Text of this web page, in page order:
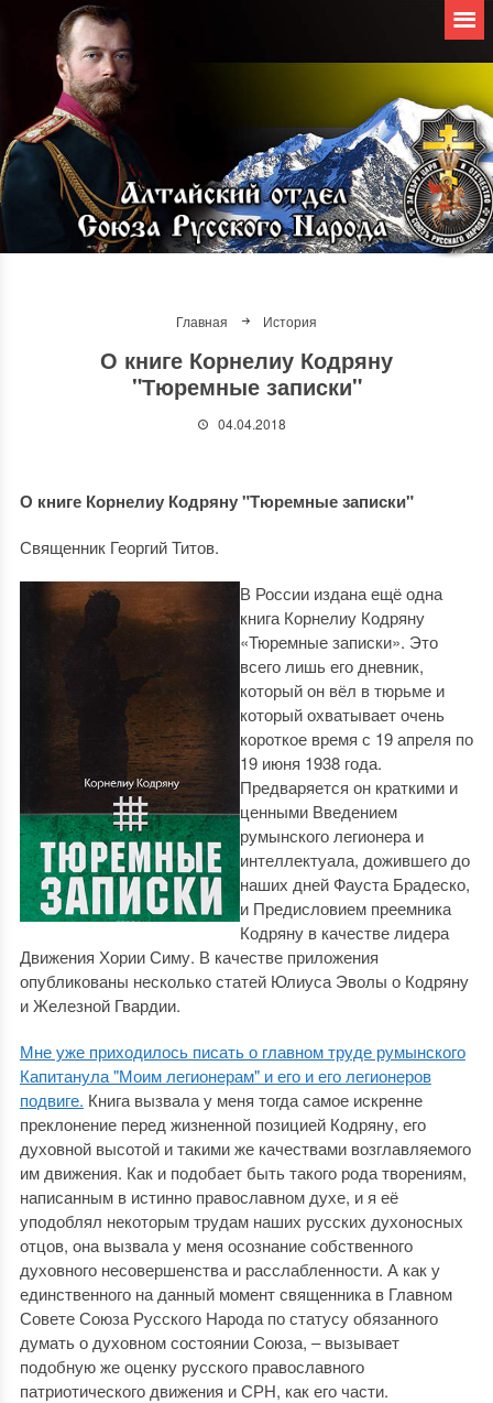
Главная История
О книге Корнелиу Кодряну
"Тюремные записки"
04.04.2018
О книге Корнелиу Кодряну "Тюремные записки"
Священник Георгий Титов.
В России издана ещё одна
книга Корнелиу Кодряну
«Тюремные записки». Это
всего лишь его дневник,
который он вёл в тюрьме и
который охватывает очень
короткое время с 19 апреля по
19 июня 1938 года.
Предваряется он краткими и
ценными Введением
румынского легионера и
интеллектуала, дожившего до
наших дней Фауста Брадеско,
и Предисловием преемника
Кодряну в качестве лидера
Движения Хории Симу. В качестве приложения
опубликованы несколько статей Юлиуса Эволы о Кодряну
и Железной Гвардии.
Мне уже приходилось писать о главном труде румынского
Капитанула "Моим легионерам" и его и его легионеров
подвиге. Книга вызвала у меня тогда самое искренне
преклонение перед жизненной позицией Кодряну, его
духовной высотой и такими же качествами возглавляемого
им движения. Как и подобает быть такого рода творениям,
написанным в истинно православном духе, и я её
уподоблял некоторым трудам наших русских духоносных
отцов, она вызвала у меня осознание собственного
духовного несовершенства и расслабленности. А как у
единственного на данный момент священника в Главном
Совете Союза Русского Народа по статусу обязанного
думать о духовном состоянии Союза, ‒ вызывает
подобную же оценку русского православного
патриотического движения и СРН, как его части.